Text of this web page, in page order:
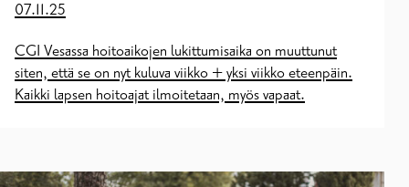
07.11.25
CGI Vesassa hoitoaikojen lukittumisaika on muuttunut
siten, että se on nyt kuluva viikko + yksi viikko eteenpäin.
Kaikki lapsen hoitoajat ilmoitetaan, myös vapaat.